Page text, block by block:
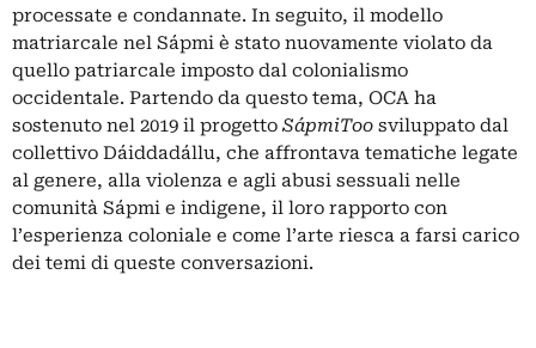
processate e condannate. In seguito, il modello
matriarcale nel Sápmi è stato nuovamente violato da
quello patriarcale imposto dal colonialismo
occidentale. Partendo da questo tema, OCA ha
sostenuto nel 2019 il progetto SápmiToo sviluppato dal
collettivo Dáiddadállu, che affrontava tematiche legate
al genere, alla violenza e agli abusi sessuali nelle
comunità Sápmi e indigene, il loro rapporto con
l’esperienza coloniale e come l’arte riesca a farsi carico
dei temi di queste conversazioni.